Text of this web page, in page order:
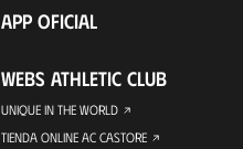
APP OFICIAL
WEBS ATHLETIC CLUB
UNIQUE IN THE WORLD
TIENDA ONLINE AC CASTORE